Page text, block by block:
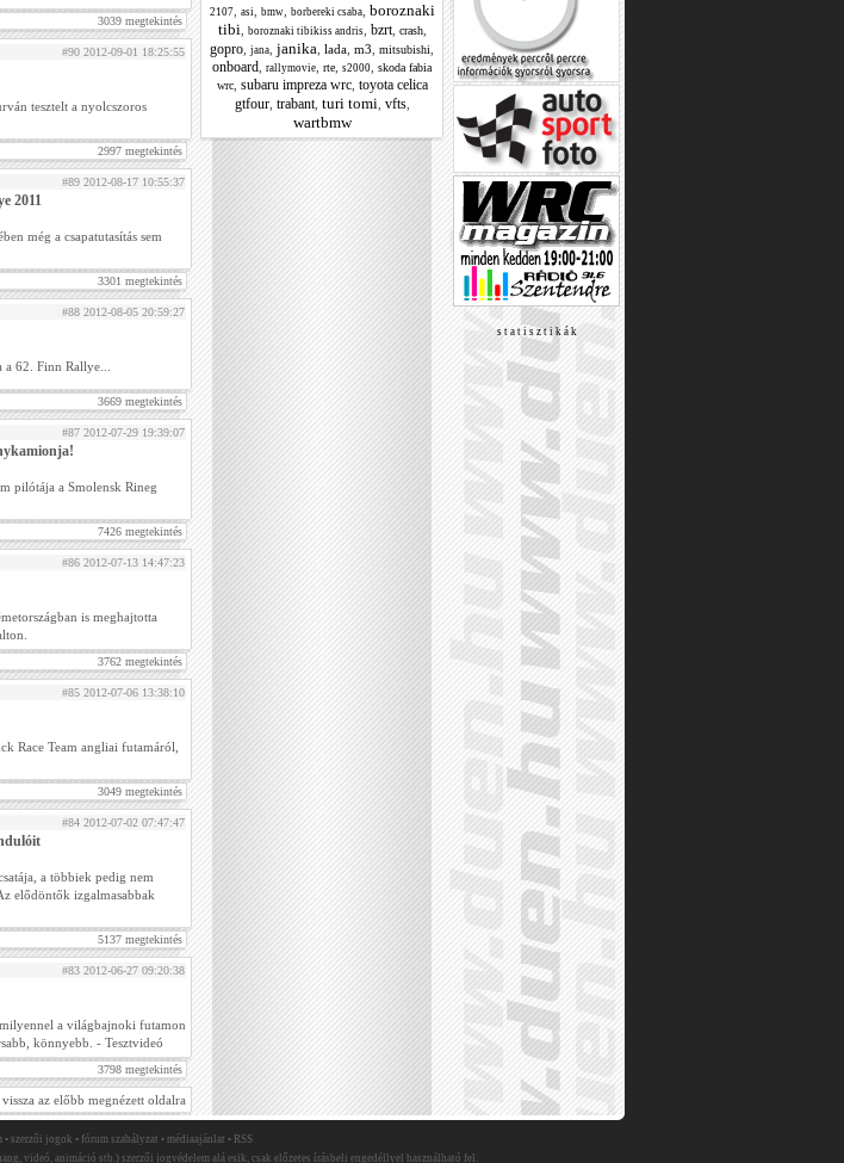
3039 megtekintés
#90 2012-09-01 18:25:55
tesztelt a nyolcszoros
2997 megtekintés
#89 2012-08-17 10:55:37
2011
még a csapatutasítás sem
3301 megtekintés
#88 2012-08-05 20:59:27
62. Finn Rallye...
3669 megtekintés
#87 2012-07-29 19:39:07
pilótája a Smolensk Rineg
7426 megtekintés
#86 2012-07-13 14:47:23
is meghajtotta
3762 megtekintés
#85 2012-07-06 13:38:10
Race Team angliai futamáról,
3049 megtekintés
#84 2012-07-02 07:47:47
a többiek pedig nem
elődöntők izgalmasabbak
5137 megtekintés
#83 2012-06-27 09:20:38
a világbajnoki futamon
könnyebb. - Tesztvideó
3798 megtekintés
vissza az előbb megnézett oldalra
2107, asi bmw, borbereki csaba, boroznaki
tibi
boroznaki tibikiss andris, bzrt, crash,
gopro jana janika lada m3 mitsubishi
onboard rallymovie rte s2000 skoda fabia
wrc, subaru impreza wrc, toyota celica
gtfour, trabant, turi tomi vfts,
wartbmw
s t a t i s z t i k á k
• szerzői jogok • fórum szabályzat • médiaajánlat • RSS
videó, animáció stb.) szerzői jogvédelem alá esik, csak előzetes írásbeli engedéllyel használható fel.